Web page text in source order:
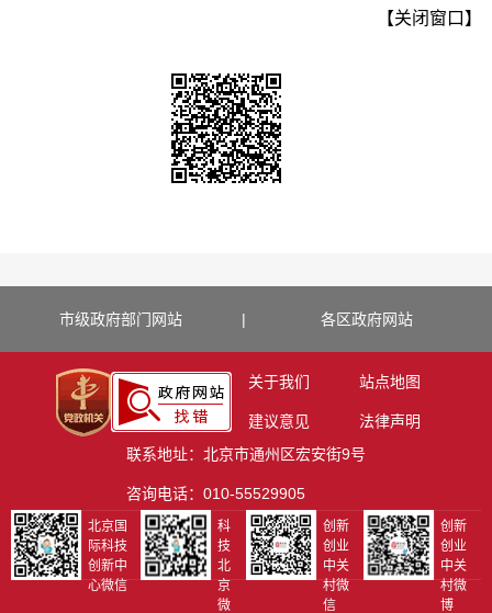
【关闭窗口】
市级政府部门网站 | 各区政府网站
关于我们 站点地图
建议意见
法律声明
联系地址：北京市通州区宏安街9号
咨询电话：010-55529905
北京国
际科技
创新中
心微信
科
技
北
京
微
创新
创业
中关
村微
信
创新
创业
中关
村微
博